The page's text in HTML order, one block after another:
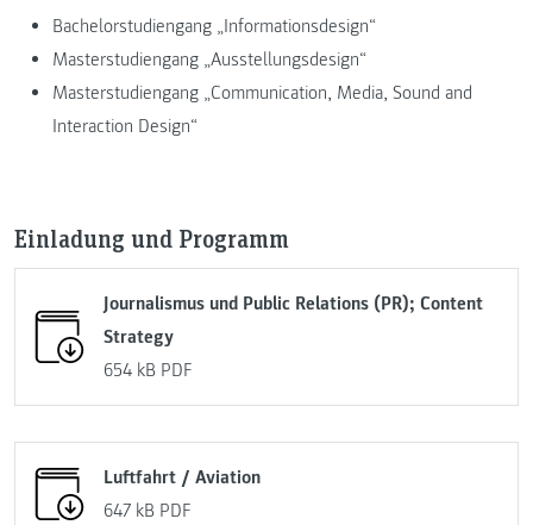
Bachelorstudiengang „Informationsdesign“
Masterstudiengang „Ausstellungsdesign“
Masterstudiengang „Communication, Media, Sound and
Interaction Design“
Einladung und Programm
Journalismus und Public Relations (PR); Content
Strategy
654 kB PDF
Luftfahrt / Aviation
647 kB PDF